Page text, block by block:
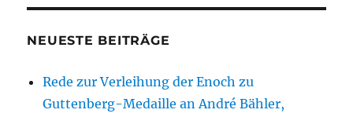
NEUESTE BEITRÄGE
Rede zur Verleihung der Enoch zu
Guttenberg-Medaille an André Bähler,